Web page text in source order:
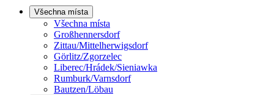
Všechna místa
Všechna místa
Großhennersdorf
Zittau/Mittelherwigsdorf
Görlitz/Zgorzelec
Liberec/Hrádek/Sieniawka
Rumburk/Varnsdorf
Bautzen/Löbau